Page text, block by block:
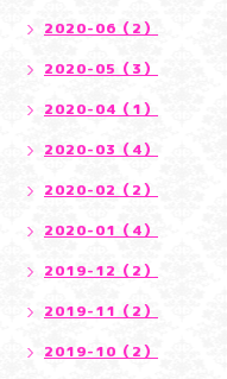
2020-06（2）
2020-05（3）
2020-04（1）
2020-03（4）
2020-02（2）
2020-01（4）
2019-12（2）
2019-11（2）
2019-10（2）